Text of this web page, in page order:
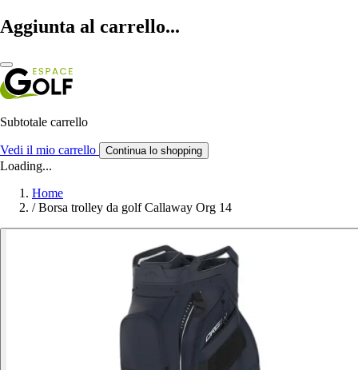
Aggiunta al carrello...
Subtotale carrello
Vedi il mio carrello Continua lo shopping
Loading...
Home
/ Borsa trolley da golf Callaway Org 14